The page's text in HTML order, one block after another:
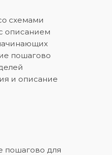
схемами
описанием
пошагово
и описание
пошагово для